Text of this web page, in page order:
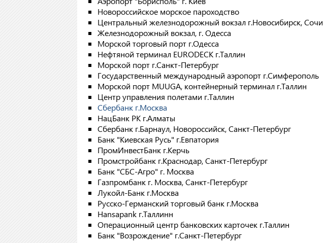
Новороссийское морское пароходство
Центральный железнодорожный вокзал г.Новосибирск, Сочи
Железнодорожный вокзал, г. Одесса
Морской торговый порт г.Одесса
Нефтяной терминал EURODECK г.Таллин
Морской порт г.Санкт-Петербург
Государственный международный аэропорт г.Симферополь
Морской порт MUUGA, контейнерный терминал г.Таллин
Центр управления полетами г.Таллин
Сбербанк г.Москва
НацБанк РК г.Алматы
Сбербанк г.Барнаул, Новороссийск, Санкт-Петербург
Банк "Киевская Русь" г.Евпатория
ПромИнвестБанк г.Керчь
Промстройбанк г.Краснодар, Санкт-Петербург
Банк "СБС-Агро" г. Москва
Газпромбанк г. Москва, Санкт-Петербург
Лукойл-Банк г.Москва
Русско-Германский торговый банк г.Москва
Hansapank г.Таллинн
Операционный центр банковских карточек г.Таллин
Банк "Возрождение" г.Санкт-Петербург